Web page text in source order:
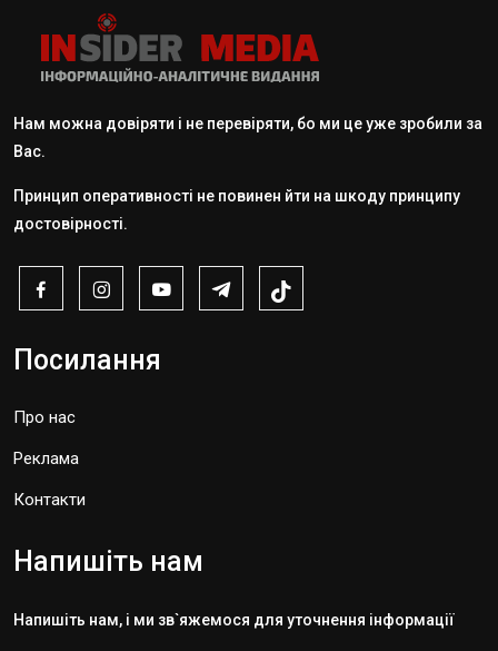
Нам можна довіряти і не перевіряти, бо ми це уже зробили за
Вас.
Принцип оперативності не повинен йти на шкоду принципу
достовірності.
Посилання
Про нас
Реклама
Контакти
Напишіть нам
Напишіть нам, і ми зв`яжемося для уточнення інформації